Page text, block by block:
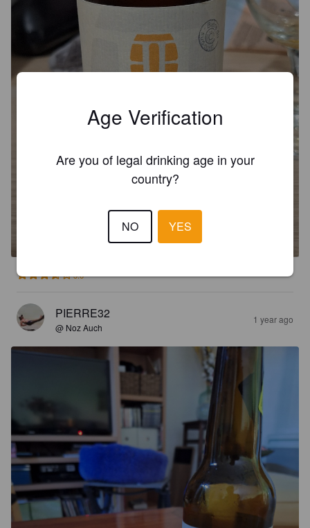
BRUEL VIEILLIE EN FÛT DE
JURANÇON
Brasserie Bruel.
3.6
PIERRE32
@ Noz Auch
1 year ago
Age Verification
Are you of legal drinking age in your
country?
NO YES